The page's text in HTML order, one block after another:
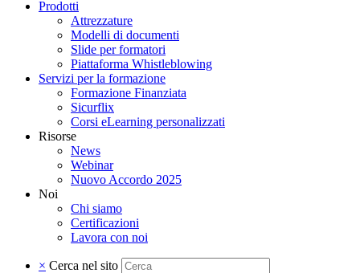
Prodotti
Attrezzature
Modelli di documenti
Slide per formatori
Piattaforma Whistleblowing
Servizi per la formazione
Formazione Finanziata
Sicurflix
Corsi eLearning personalizzati
Risorse
News
Webinar
Nuovo Accordo 2025
Noi
Chi siamo
Certificazioni
Lavora con noi
× Cerca nel sito